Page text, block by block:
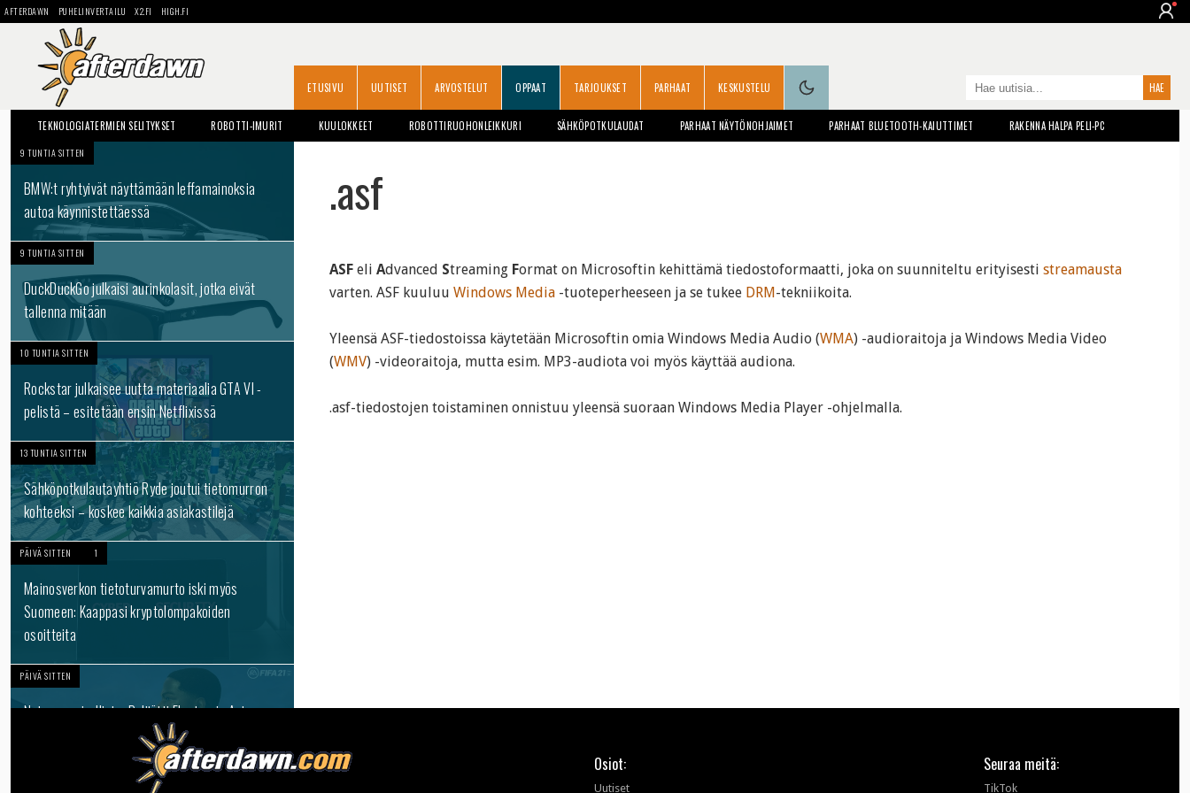
AFTERDAWN PUHELINVERTAILU X2.FI HIGH.FI
ETUSIVU UUTISET ARVOSTELUT OPPAAT TARJOUKSET PARHAAT KESKUSTELU
TEKNOLOGIATERMIEN SELITYKSET ROBOTTI-IMURIT KUULOKKEET ROBOTTIRUOHONLEIKKURI SÄHKÖPOTKULAUDAT PARHAAT NÄYTÖNOHJAIMET PARHAAT BLUETOOTH-KAIUTTIMET RAKENNA HALPA PELI-PC
OPAS: KOVALEVYN VAIHTO
9 TUNTIA SITTEN
BMW:t ryhtyivät näyttämään leffamainoksia
autoa käynnistettäessä
9 TUNTIA SITTEN
DuckDuckGo julkaisi aurinkolasit, jotka eivät
tallenna mitään
10 TUNTIA SITTEN
Rockstar julkaisee uutta materiaalia GTA VI -
pelistä – esitetään ensin Netflixissä
13 TUNTIA SITTEN
Sähköpotkulautayhtiö Ryde joutui tietomurron
kohteeksi – koskee kaikkia asiakastilejä
PÄIVÄ SITTEN 1
Mainosverkon tietoturvamurto iski myös
Suomeen: Kaappasi kryptolompakoiden
osoitteita
PÄIVÄ SITTEN
Nyt se on virallista: Pelijätti Electronic Arts
ostettiin – Saudi-Arabialle 93 prosentin
.asf
ASF eli Advanced Streaming Format on Microsoftin kehittämä tiedostoformaatti, joka on suunniteltu erityisesti streamausta
varten. ASF kuuluu Windows Media -tuoteperheeseen ja se tukee DRM-tekniikoita.
Yleensä ASF-tiedostoissa käytetään Microsoftin omia Windows Media Audio (WMA) -audioraitoja ja Windows Media Video
(WMV) -videoraitoja, mutta esim. MP3-audiota voi myös käyttää audiona.
.asf-tiedostojen toistaminen onnistuu yleensä suoraan Windows Media Player -ohjelmalla.
Osiot:
Uutiset
Seuraa meitä:
TikTok